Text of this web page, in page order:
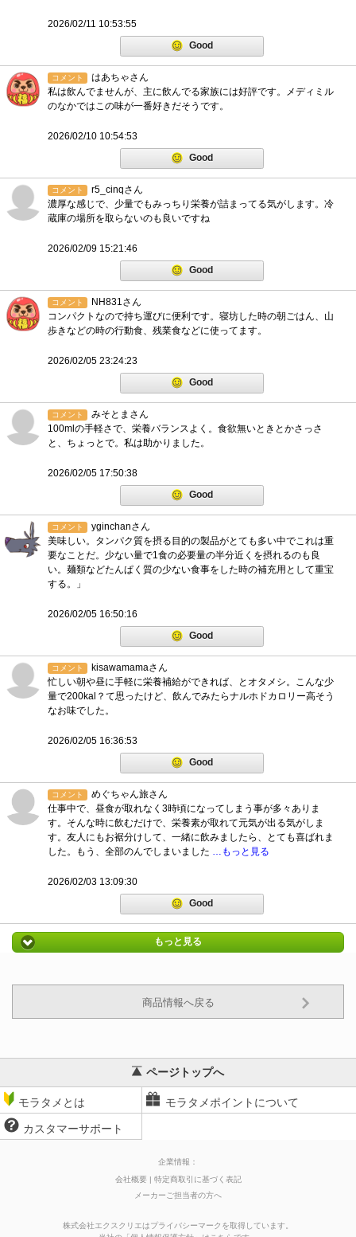
2026/02/11 10:53:55
Good
コメント
はあちゃさん
私は飲んでませんが、主に飲んでる家族には好評です。メディミル
のなかではこの味が一番好きだそうです。
2026/02/10 10:54:53
Good
コメント
r5_cinqさん
濃厚な感じで、少量でもみっちり栄養が詰まってる気がします。冷
蔵庫の場所を取らないのも良いですね
2026/02/09 15:21:46
Good
コメント
NH831さん
コンパクトなので持ち運びに便利です。寝坊した時の朝ごはん、山
歩きなどの時の行動食、残業食などに使ってます。
2026/02/05 23:24:23
Good
コメント
みそとまさん
100mlの手軽さで、栄養バランスよく。食欲無いときとかさっさ
と、ちょっとで。私は助かりました。
2026/02/05 17:50:38
Good
コメント
yginchanさん
美味しい。タンパク質を摂る目的の製品がとても多い中でこれは重
要なことだ。少ない量で1食の必要量の半分近くを摂れるのも良
い。麺類などたんぱく質の少ない食事をした時の補充用として重宝
する。」
2026/02/05 16:50:16
Good
コメント
kisawamamaさん
忙しい朝や昼に手軽に栄養補給ができれば、とオタメシ。こんな少
量で200kal？て思ったけど、飲んでみたらナルホドカロリー高そう
なお味でした。
2026/02/05 16:36:53
Good
コメント
めぐちゃん旅さん
仕事中で、昼食が取れなく3時頃になってしまう事が多々ありま
す。そんな時に飲むだけで、栄養素が取れて元気が出る気がしま
す。友人にもお裾分けして、一緒に飲みましたら、とても喜ばれま
した。もう、全部のんでしまいました …もっと見る
2026/02/03 13:09:30
Good
もっと見る
商品情報へ戻る
ページトップへ
モラタメとは モラタメポイントについて
カスタマーサポート
企業情報：
会社概要
特定商取引に基づく表記
メーカーご担当者の方へ
株式会社エクスクリエはプライバシーマークを取得しています。